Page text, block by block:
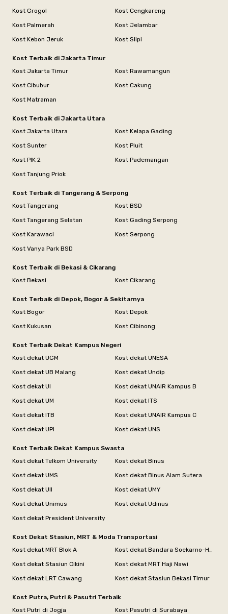
Kost Grogol
Kost Cengkareng
Kost Palmerah
Kost Jelambar
Kost Kebon Jeruk
Kost Slipi
Kost Terbaik di Jakarta Timur
Kost Jakarta Timur
Kost Rawamangun
Kost Cibubur
Kost Cakung
Kost Matraman
Kost Terbaik di Jakarta Utara
Kost Jakarta Utara
Kost Kelapa Gading
Kost Sunter
Kost Pluit
Kost PIK 2
Kost Pademangan
Kost Tanjung Priok
Kost Terbaik di Tangerang & Serpong
Kost Tangerang
Kost BSD
Kost Tangerang Selatan
Kost Gading Serpong
Kost Karawaci
Kost Serpong
Kost Vanya Park BSD
Kost Terbaik di Bekasi & Cikarang
Kost Bekasi
Kost Cikarang
Kost Terbaik di Depok, Bogor & Sekitarnya
Kost Bogor
Kost Depok
Kost Kukusan
Kost Cibinong
Kost Terbaik Dekat Kampus Negeri
Kost dekat UGM
Kost dekat UNESA
Kost dekat UB Malang
Kost dekat Undip
Kost dekat UI
Kost dekat UNAIR Kampus B
Kost dekat UM
Kost dekat ITS
Kost dekat ITB
Kost dekat UNAIR Kampus C
Kost dekat UPI
Kost dekat UNS
Kost Terbaik Dekat Kampus Swasta
Kost dekat Telkom University
Kost dekat Binus
Kost dekat UMS
Kost dekat Binus Alam Sutera
Kost dekat UII
Kost dekat UMY
Kost dekat Unimus
Kost dekat Udinus
Kost dekat President University
Kost Dekat Stasiun, MRT & Moda Transportasi
Kost dekat MRT Blok A
Kost dekat Bandara Soekarno-Hatta
Kost dekat Stasiun Cikini
Kost dekat MRT Haji Nawi
Kost dekat LRT Cawang
Kost dekat Stasiun Bekasi Timur
Kost Putra, Putri & Pasutri Terbaik
Kost Putri di Jogja
Kost Pasutri di Surabaya